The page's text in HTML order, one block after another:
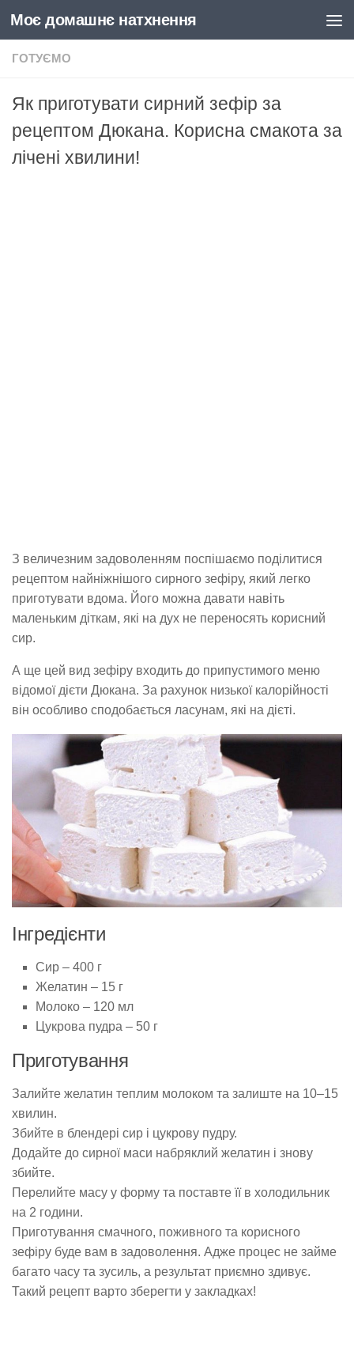
Skip to content
Моє домашнє натхнення
ГОТУЄМО
Як приготувати сирний зефір за
рецептом Дюкана. Корисна смакота за
лічені хвилини!
З величезним задоволенням поспішаємо поділитися
рецептом найніжнішого сирного зефіру, який легко
приготувати вдома. Його можна давати навіть
маленьким діткам, які на дух не переносять корисний
сир.
А ще цей вид зефіру входить до припустимого меню
відомої дієти Дюкана. За рахунок низької калорійності
він особливо сподобається ласунам, які на дієті.
Інгредієнти
Сир – 400 г
Желатин – 15 г
Молоко – 120 мл
Цукрова пудра – 50 г
Приготування
Залийте желатин теплим молоком та залиште на 10–15
хвилин.
Збийте в блендері сир і цукрову пудру.
Додайте до сирної маси набряклий желатин і знову
збийте.
Перелийте масу у форму та поставте її в холодильник
на 2 години.
Приготування смачного, поживного та корисного
зефіру буде вам в задоволення. Адже процес не займе
багато часу та зусиль, а результат приємно здивує.
Такий рецепт варто зберегти у закладках!